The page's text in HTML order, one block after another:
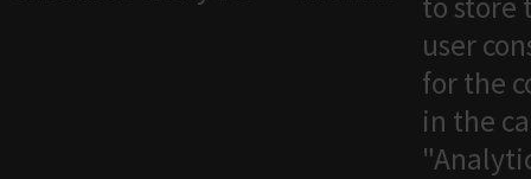
user
for the
in the